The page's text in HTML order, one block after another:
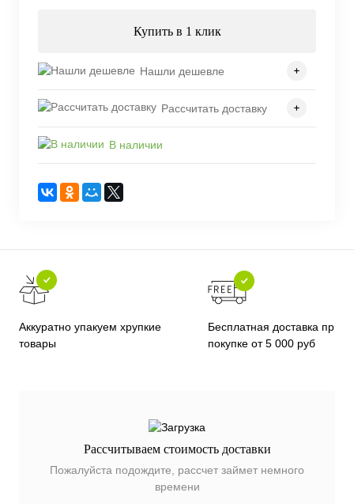
Купить в 1 клик
Нашли дешевле
Рассчитать доставку
В наличии
Аккуратно упакуем хрупкие
товары
Бесплатная доставка при
покупке от 5 000 руб
Рассчитываем стоимость доставки
Пожалуйста подождите, рассчет займет немного
времени